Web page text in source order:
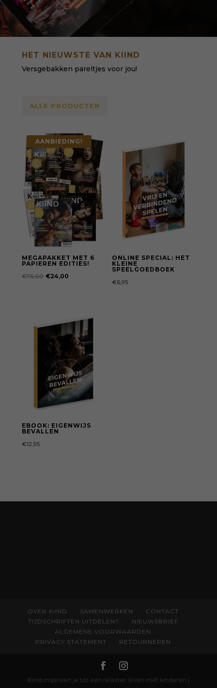
HET NIEUWSTE VAN KIIND
Versgebakken pareltjes voor jou!
ALLE PRODUCTEN
AANBIEDING!
MEGAPAKKET MET 6
PAPIEREN EDITIES!
€76,00 Oorspronkelijke
€24,00Huidige
ONLINE SPECIAL: HET
KLEINE
SPEELGOEDBOEK
€6,95
EBOOK: EIGENWIJS
BEVALLEN
€12,95
OVER KIIND SAMENWERKEN
CONTACT
TIJDSCHRIFTEN UITDELEN?
NIEUWSBRIEF
ALGEMENE VOORWAARDEN
PRIVACY STATEMENT
RETOURNEREN
Kiind inspireert je tot een relaxter leven mét kinderen |